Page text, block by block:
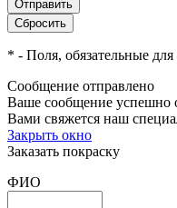
* - Поля, обязательные
Сообщение отправлено
Ваше сообщение успешно
Вами свяжется наш
Закрыть окно
Заказать покраску
ФИО